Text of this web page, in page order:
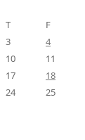
T F
3 4
10 11
17 18
24 25